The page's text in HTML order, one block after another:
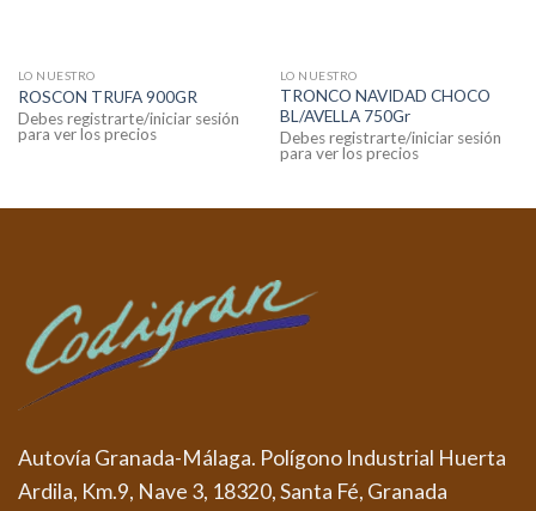
LO NUESTRO
ROSCON TRUFA 900GR
Debes registrarte/iniciar sesión
para ver los precios
LO NUESTRO
TRONCO NAVIDAD CHOCO
BL/AVELLA 750Gr
Debes registrarte/iniciar sesión
para ver los precios
Autovía Granada-Málaga. Polígono Industrial Huerta
Ardila, Km.9, Nave 3, 18320, Santa Fé, Granada